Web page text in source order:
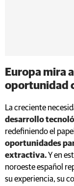
Europa mira
oportunidad
La creciente
desarrollo
redefiniendo el
oportunidades
extractiva.Y en
noroeste español
su experiencia, su